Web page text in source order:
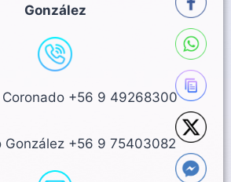
González
Coronado +56 9 49268300
González +56 9 75403082